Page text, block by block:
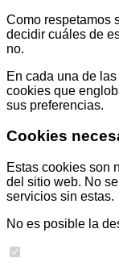
Como respetamos
decidir cuáles de
no.
En cada una de
cookies que
sus preferencias.
Cookies
Estas cookies son
del sitio web. No
servicios sin estas.
No es posible la